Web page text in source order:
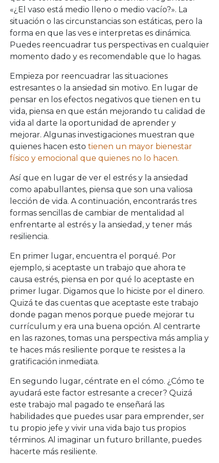
«¿El vaso está medio lleno o medio vacío?». La
situación o las circunstancias son estáticas, pero la
forma en que las ves e interpretas es dinámica.
Puedes reencuadrar tus perspectivas en cualquier
momento dado y es recomendable que lo hagas.
Empieza por reencuadrar las situaciones
estresantes o la ansiedad sin motivo. En lugar de
pensar en los efectos negativos que tienen en tu
vida, piensa en que están mejorando tu calidad de
vida al darte la oportunidad de aprender y
mejorar. Algunas investigaciones muestran que
quienes hacen esto tienen un mayor bienestar
físico y emocional que quienes no lo hacen.
Así que en lugar de ver el estrés y la ansiedad
como apabullantes, piensa que son una valiosa
lección de vida. A continuación, encontrarás tres
formas sencillas de cambiar de mentalidad al
enfrentarte al estrés y la ansiedad, y tener más
resiliencia.
En primer lugar, encuentra el porqué. Por
ejemplo, si aceptaste un trabajo que ahora te
causa estrés, piensa en por qué lo aceptaste en
primer lugar. Digamos que lo hiciste por el dinero.
Quizá te das cuentas que aceptaste este trabajo
donde pagan menos porque puede mejorar tu
currículum y era una buena opción. Al centrarte
en las razones, tomas una perspectiva más amplia y
te haces más resiliente porque te resistes a la
gratificación inmediata.
En segundo lugar, céntrate en el cómo. ¿Cómo te
ayudará este factor estresante a crecer? Quizá
este trabajo mal pagado te enseñará las
habilidades que puedes usar para emprender, ser
tu propio jefe y vivir una vida bajo tus propios
términos. Al imaginar un futuro brillante, puedes
hacerte más resiliente.